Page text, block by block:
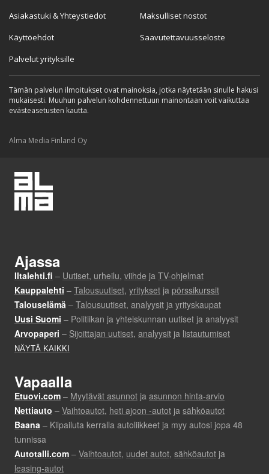
Asiakastuki & Yhteystiedot
Käyttöehdot
Palvelut yrityksille
Maksulliset nostot
Saavutettavuusseloste
Tämän palvelun ilmoitukset ovat mainoksia, jotka näytetään sinulle hakusi
mukaisesti. Muuhun palvelun kohdennettuun mainontaan voit vaikuttaa
evästeasetusten kautta.
Alma Media Finland Oy